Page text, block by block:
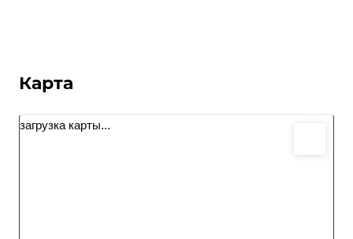
Карта
загрузка карты...